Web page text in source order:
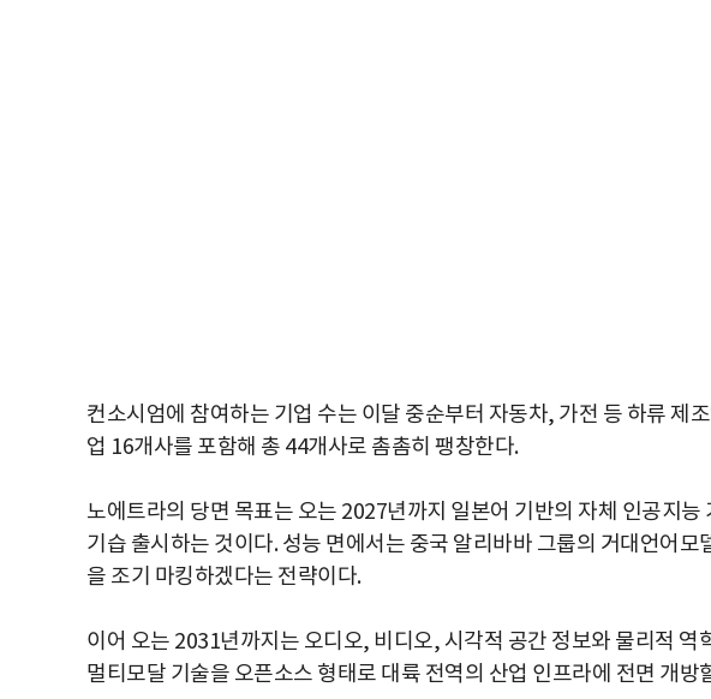
컨소시엄에 참여하는 기업 수는 이달 중순부터 자동차, 가전 등 하류 제
업 16개사를 포함해 총 44개사로 촘촘히 팽창한다.
노에트라의 당면 목표는 오는 2027년까지 일본어 기반의 자체 인공지
기습 출시하는 것이다. 성능 면에서는 중국 알리바바 그룹의 거대언어
을 조기 마킹하겠다는 전략이다.
이어 오는 2031년까지는 오디오, 비디오, 시각적 공간 정보와 물리적 역
멀티모달 기술을 오픈소스 형태로 대륙 전역의 산업 인프라에 전면 개방